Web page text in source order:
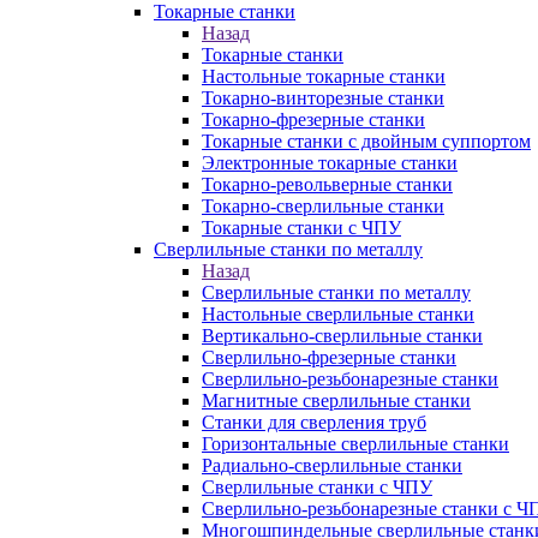
Токарные станки
Назад
Токарные станки
Настольные токарные станки
Токарно-винторезные станки
Токарно-фрезерные станки
Токарные станки с двойным суппортом
Электронные токарные станки
Токарно-револьверные станки
Токарно-сверлильные станки
Токарные станки с ЧПУ
Сверлильные станки по металлу
Назад
Сверлильные станки по металлу
Настольные сверлильные станки
Вертикально-сверлильные станки
Сверлильно-фрезерные станки
Сверлильно-резьбонарезные станки
Магнитные сверлильные станки
Станки для сверления труб
Горизонтальные сверлильные станки
Радиально-сверлильные станки
Сверлильные станки с ЧПУ
Сверлильно-резьбонарезные станки с
Многошпиндельные сверлильные